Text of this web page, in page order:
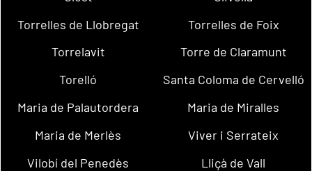
Torrelles de Llobregat
Torrelles de Foix
Torrelavit
Torre de Claramunt
Torelló
Santa Coloma de Cervelló
Maria de Palautordera
Maria de Miralles
Maria de Merlès
Viver i Serrateix
Vilobí del Penedès
Lliçà de Vall